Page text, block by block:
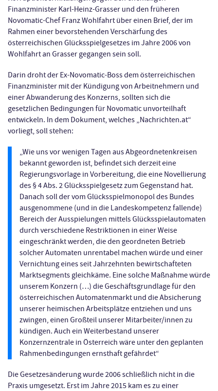
Finanzminister Karl-Heinz-Grasser und den früheren
Novomatic-Chef Franz Wohlfahrt über einen Brief, der im
Rahmen einer bevorstehenden Verschärfung des
österreichischen Glücksspielgesetzes im Jahre 2006 von
Wohlfahrt an Grasser gegangen sein soll.
Darin droht der Ex-Novomatic-Boss dem österreichischen
Finanzminister mit der Kündigung von Arbeitnehmern und
einer Abwanderung des Konzerns, sollten sich die
gesetzlichen Bedingungen für Novomatic unvorteilhaft
entwickeln. In dem Dokument, welches „Nachrichten.at“
vorliegt, soll stehen:
„Wie uns vor wenigen Tagen aus Abgeordnetenkreisen
bekannt geworden ist, befindet sich derzeit eine
Regierungsvorlage in Vorbereitung, die eine Novellierung
des § 4 Abs. 2 Glücksspielgesetz zum Gegenstand hat.
Danach soll der vom Glücksspielmonopol des Bundes
ausgenommene (und in die Landeskompetenz fallende)
Bereich der Ausspielungen mittels Glücksspielautomaten
durch verschiedene Restriktionen in einer Weise
eingeschränkt werden, die den geordneten Betrieb
solcher Automaten unrentabel machen würde und einer
Vernichtung eines seit Jahrzehnten bewirtschafteten
Marktsegments gleichkäme. Eine solche Maßnahme würde
unserem Konzern (…) die Geschäftsgrundlage für den
österreichischen Automatenmarkt und die Absicherung
unserer heimischen Arbeitsplätze entziehen und uns
zwingen, einen Großteil unserer Mitarbeiter/innen zu
kündigen. Auch ein Weiterbestand unserer
Konzernzentrale in Österreich wäre unter den geplanten
Rahmenbedingungen ernsthaft gefährdet“
Die Gesetzesänderung wurde 2006 schließlich nicht in die
Praxis umgesetzt. Erst im Jahre 2015 kam es zu einer